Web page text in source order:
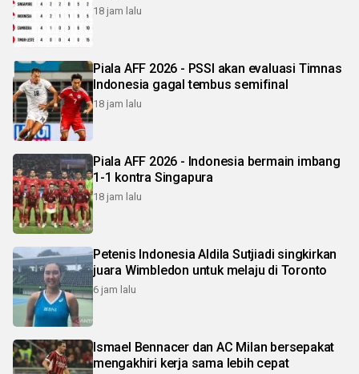
18 jam lalu
Piala AFF 2026 - PSSI akan evaluasi Timnas
Indonesia gagal tembus semifinal
18 jam lalu
Piala AFF 2026 - Indonesia bermain imbang
1-1 kontra Singapura
18 jam lalu
Petenis Indonesia Aldila Sutjiadi singkirkan
juara Wimbledon untuk melaju di Toronto
6 jam lalu
Ismael Bennacer dan AC Milan bersepakat
mengakhiri kerja sama lebih cepat